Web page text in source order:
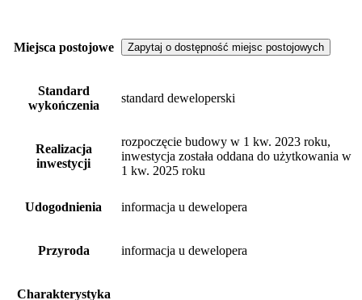
Miejsca postojowe Zapytaj o dostępność miejsc postojowych
Standard
wykończenia
standard deweloperski
Realizacja
inwestycji
rozpoczęcie budowy w 1 kw. 2023 roku,
inwestycja została oddana do użytkowania w
1 kw. 2025 roku
Udogodnienia informacja u dewelopera
Przyroda informacja u dewelopera
Charakterystyka